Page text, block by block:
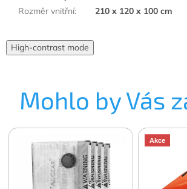
Rozměr vnitřní: 210 x 120 x 100 cm
High-contrast mode
Mohlo by Vás
Akce